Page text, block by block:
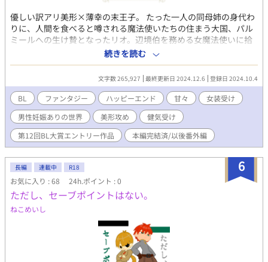
日僕はようやくこの家を出ることができた。そして出会う。幼い
頃から憧れた理想の父に。 それはぽっちゃりで目元に隈を作り疲
れ切った顔をしたαで公爵家の僕の婚約者になった人。その人に第
一印象とかそういうのではない心からこの人だと思う安心感のよ
うなものを感じた僕は、ずっと夢見た存在が目の前にいると感激
し、勢いよく放った最初の言葉は 「僕のパパになってくださ
い！」 その一言だった。 第12回BL大賞エントリー作品です。ぜ
ひ応援ご感想お願いします。中傷誹謗はお控えください。
優しい訳アリ美形×薄幸の末王子。 たった一人の同母姉の身代わ
りに、人間を食べると噂される魔法使いたちの住まう大国、パル
ミールへの生け贄となったリオ。辺境伯を務める女魔法使いに拾
われ、彼女の娘として過ごすトラブルの渦中で、美貌の青年アル
トと知り合い…… 長寿の魔法使いの国に差し出された生け贄の王
子様が、魔法使いたちに可愛がられて大事にされて幸せになるお
話。 ☆マークは少しエッチ、★マークは挿入あり。本編中は控え
め、後日談は多め。 改稿版の再投稿です。旧版をお読みくださっ
た方にも改めてお楽しみ頂けたなら幸いです(´▽｀) ◎後日談更新
中。12/6の21時完結。最後までお付き合いいただき、ありがとう
ございました！
続きを読む
文字数 265,927 最終更新日 2024.12.6 登録日 2024.10.4
BL ファンタジー ハッピーエンド 甘々
女装受け
男性妊娠ありの世界
美形攻め
健気受け
第12回BL大賞エントリー作品
本編完結済/以後番外編
6
長編 連載中 R18
お気に入り : 68 24h.ポイント : 0
ただし、セーブポイントはない。
ねこめいし